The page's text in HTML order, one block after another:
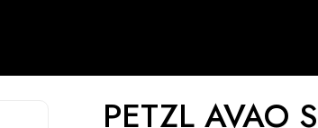
PETZL AVAO